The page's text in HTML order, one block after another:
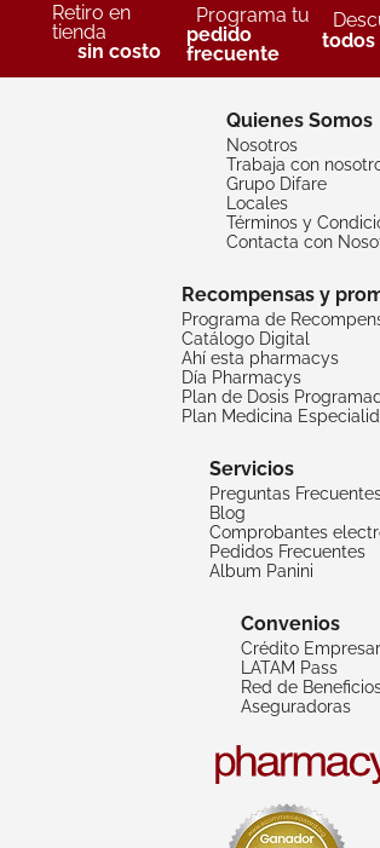
Retiro en
tienda
sin costo
Programa tu
pedido
frecuente
todos
Quienes Somos
Nosotros
Trabaja con
Grupo Difare
Locales
Términos y
Contacta con
Recompensas y
Programa de
Catálogo Digital
Ahí esta pharmacys
Día Pharmacys
Plan de Dosis
Plan Medicina
Servicios
Preguntas
Blog
Comprobantes
Pedidos Frecuentes
Album Panini
Convenios
Crédito
LATAM Pass
Red de
Aseguradoras